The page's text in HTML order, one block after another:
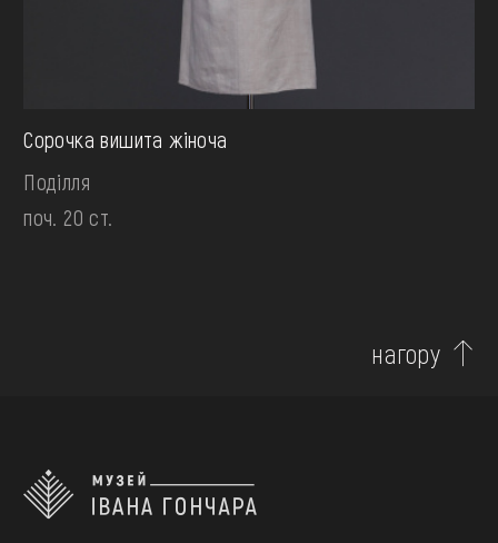
Сорочка вишита жіноча
Поділля
поч. 20 ст.
нагору